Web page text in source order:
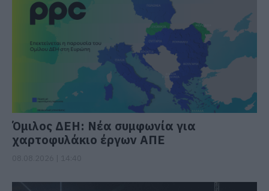
Όμιλος ΔΕΗ: Νέα συμφωνία για
χαρτοφυλάκιο έργων ΑΠΕ